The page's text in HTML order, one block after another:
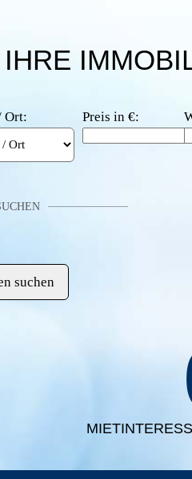
IHRE
Ort: Preis in €: